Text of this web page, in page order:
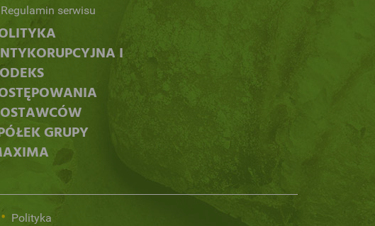
Regulamin serwisu
I
GRUPY
Polityka